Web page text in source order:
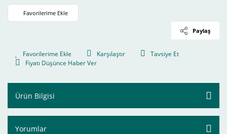
Paylaş
Karşılaştır
Tavsiye Et
Fiyatı Düşünce Haber Ver
Ürün Bilgisi
Yorumlar